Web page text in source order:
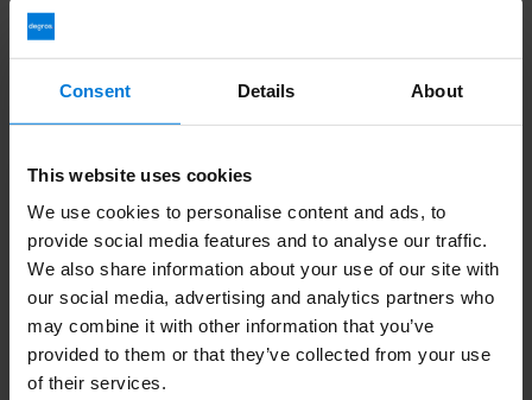
Consent Details About
This website uses cookies
We use cookies to personalise content and ads, to
provide social media features and to analyse our traffic.
We also share information about your use of our site with
our social media, advertising and analytics partners who
may combine it with other information that you’ve
provided to them or that they’ve collected from your use
of their services.
203 59 02